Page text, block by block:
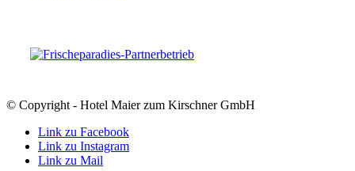
© Copyright - Hotel Maier zum Kirschner GmbH
Link zu Facebook
Link zu Instagram
Link zu Mail